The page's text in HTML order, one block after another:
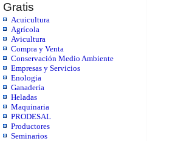
Gratis
Acuicultura
Agrícola
Avicultura
Compra y Venta
Conservación Medio Ambiente
Empresas y Servicios
Enologia
Ganadería
Heladas
Maquinaria
PRODESAL
Productores
Seminarios